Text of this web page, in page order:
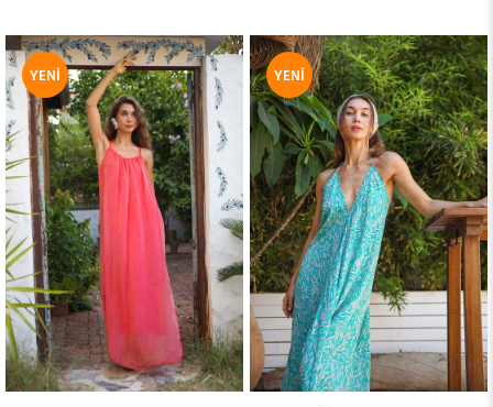
YENI
ÜRÜN
YENI
ÜRÜN